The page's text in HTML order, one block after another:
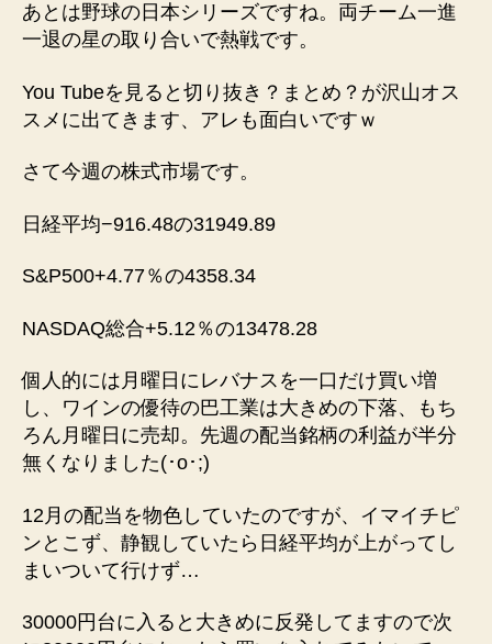
あとは野球の日本シリーズですね。両チーム一進
一退の星の取り合いで熱戦です。
You Tubeを見ると切り抜き？まとめ？が沢山オス
スメに出てきます、アレも面白いですｗ
さて今週の株式市場です。
日経平均−916.48の31949.89
S&P500+4.77％の4358.34
NASDAQ総合+5.12％の13478.28
個人的には月曜日にレバナスを一口だけ買い増
し、ワインの優待の巴工業は大きめの下落、もち
ろん月曜日に売却。先週の配当銘柄の利益が半分
無くなりました(⁠･⁠o⁠･⁠;⁠)
12月の配当を物色していたのですが、イマイチピ
ンとこず、静観していたら日経平均が上がってし
まいついて行けず…
30000円台に入ると大きめに反発してますので次